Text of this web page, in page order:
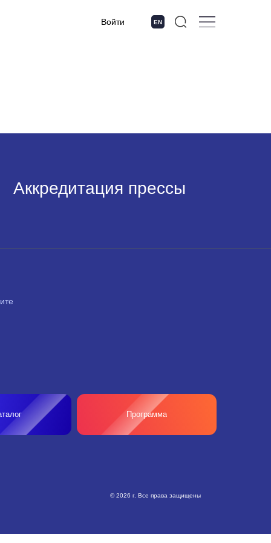
EN
Войти
Аккредитация прессы
© 2026 г. Все права защищены
Программа